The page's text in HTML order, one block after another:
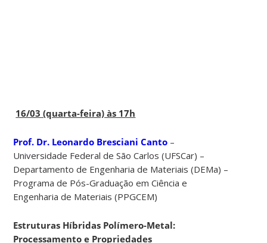
16/03 (quarta-feira) às 17h
Prof. Dr. Leonardo Bresciani Canto –
Universidade Federal de São Carlos (UFSCar) –
Departamento de Engenharia de Materiais (DEMa) –
Programa de Pós-Graduação em Ciência e
Engenharia de Materiais (PPGCEM)
Estruturas Híbridas Polímero-Metal:
Processamento e Propriedades